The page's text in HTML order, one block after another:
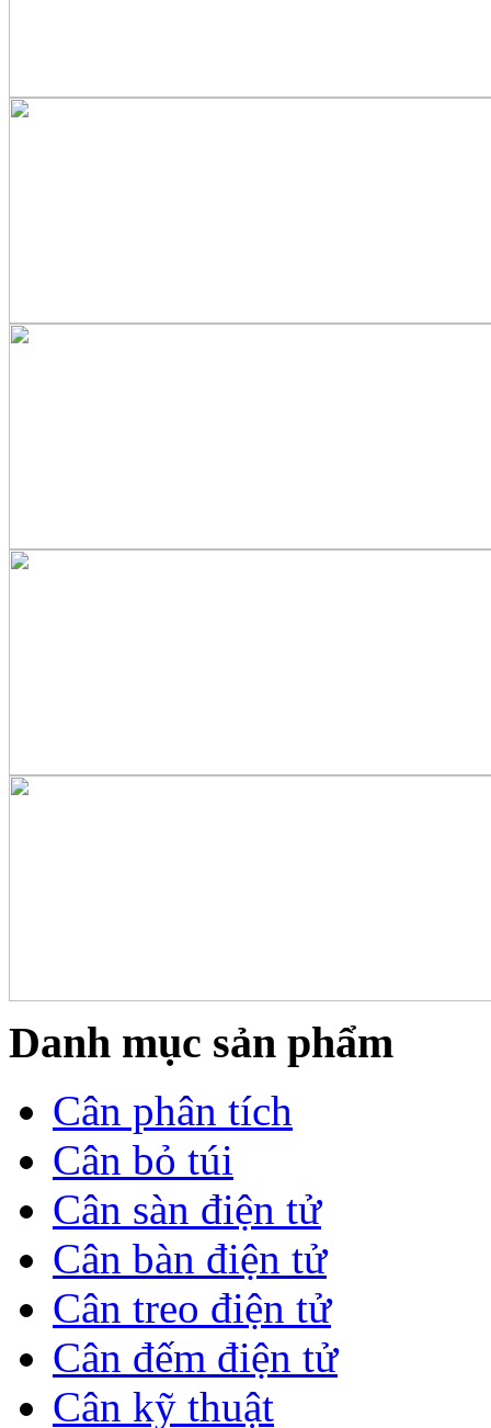
Danh mục sản phẩm
Cân phân tích
Cân bỏ túi
Cân sàn điện tử
Cân bàn điện tử
Cân treo điện tử
Cân đếm điện tử
Cân kỹ thuật